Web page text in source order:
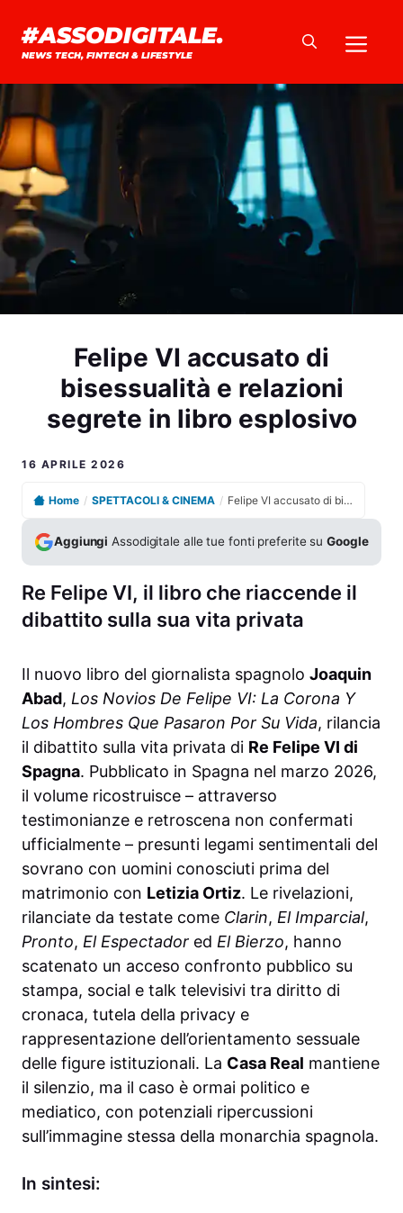
contenuto
#ASSODIGITALE.
NEWS TECH, FINTECH & LIFESTYLE
Felipe VI accusato di
bisessualità e relazioni
segrete in libro esplosivo
16 APRILE 2026
Home / SPETTACOLI & CINEMA / Felipe VI accusato di bisessualità e relazioni segrete in libro esplosivo
Aggiungi Assodigitale alle tue fonti preferite suGoogle
Re Felipe VI, il libro che riaccende il
dibattito sulla sua vita privata
Il nuovo libro del giornalista spagnolo Joaquin
Abad, Los Novios De Felipe VI: La Corona Y
Los Hombres Que Pasaron Por Su Vida, rilancia
il dibattito sulla vita privata di Re Felipe VI di
Spagna. Pubblicato in Spagna nel marzo 2026,
il volume ricostruisce – attraverso
testimonianze e retroscena non confermati
ufficialmente – presunti legami sentimentali del
sovrano con uomini conosciuti prima del
matrimonio con Letizia Ortiz. Le rivelazioni,
rilanciate da testate come Clarin, El Imparcial,
Pronto, El Espectador ed El Bierzo, hanno
scatenato un acceso confronto pubblico su
stampa, social e talk televisivi tra diritto di
cronaca, tutela della privacy e
rappresentazione dell’orientamento sessuale
delle figure istituzionali. La Casa Real mantiene
il silenzio, ma il caso è ormai politico e
mediatico, con potenziali ripercussioni
sull’immagine stessa della monarchia spagnola.
In sintesi: